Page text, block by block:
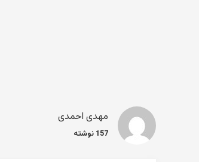
مهدی احمدی
157 نوشته